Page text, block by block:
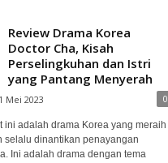
Review Drama Korea
Doctor Cha, Kisah
Perselingkuhan dan Istri
yang Pantang Menyerah
Mei 2023 0
ini adalah drama Korea yang meraih
selalu dinantikan penayangan
Ini adalah drama dengan tema